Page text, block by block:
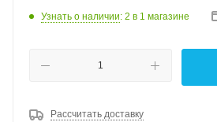
Узнать о наличии: 2 в 1 магазине
Рассчитать доставку